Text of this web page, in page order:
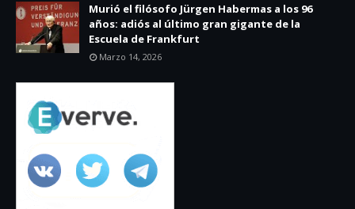
Murió el filósofo Jürgen Habermas a los 96
años: adiós al último gran gigante de la
Escuela de Frankfurt
Marzo 14, 2026